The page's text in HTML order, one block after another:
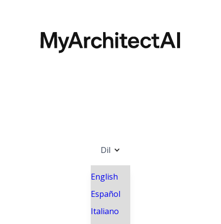
Dil
English
Español
Italiano